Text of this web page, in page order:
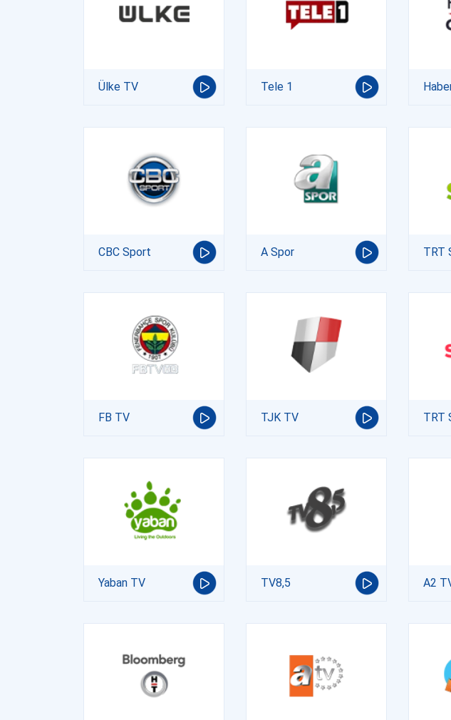
Ülke TV Tele 1
CBC Sport A Spor TRT
FB TV TJK TV TRT
Yaban TV TV8,5 A2